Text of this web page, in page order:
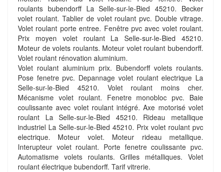
roulants bubendorff La Selle-sur-le-Bied 45210. Becker
volet roulant. Tablier de volet roulant pvc. Double vitrage.
Volet roulant porte entree. Fenêtre pvc avec volet roulant.
Prix moyen volet roulant La Selle-sur-le-Bied 45210.
Moteur de volets roulants. Moteur volet roulant bubendorff.
Volet roulant rénovation aluminium.
Volet roulant aluminium prix. Bubendorff volets roulants.
Pose fenetre pvc. Depannage volet roulant electrique La
Selle-sur-le-Bied 45210. Volet roulant moins cher.
Mécanisme volet roulant. Fenetre monobloc pvc. Baie
coulissante avec volet roulant intégré. Axe motorisé volet
roulant La Selle-sur-le-Bied 45210. Rideau metallique
industriel La Selle-sur-le-Bied 45210. Prix volet roulant pvc
electrique. Moteur volet. Moteur rideau metallique.
Interupteur volet roulant. Porte fenetre coulissante pvc.
Automatisme volets roulants. Grilles métalliques. Volet
roulant électrique bubendorff. Tarif vitrerie.